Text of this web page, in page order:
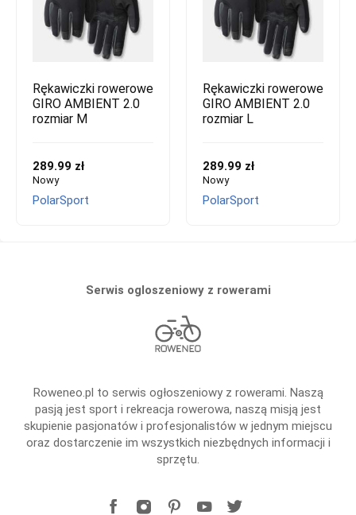
Rękawiczki rowerowe
GIRO AMBIENT 2.0
rozmiar M
289.99 zł
Nowy
PolarSport
Rękawiczki rowerowe
GIRO AMBIENT 2.0
rozmiar L
289.99 zł
Nowy
PolarSport
Serwis ogloszeniowy z rowerami
Roweneo.pl to serwis ogłoszeniowy z rowerami. Naszą
pasją jest sport i rekreacja rowerowa, naszą misją jest
skupienie pasjonatów i profesjonalistów w jednym miejscu
oraz dostarczenie im wszystkich niezbędnych informacji i
sprzętu.